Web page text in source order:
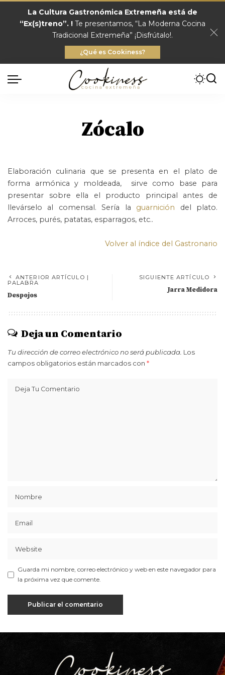
La Cultura Gastronómica Extremeña está de
“Ex(s)treno”. ! Te presentamos, “La Moderna Cocina
Tradicional Extremeña” ¡Disfrútalo!.
¿Qué es Cookiness?
Zócalo
Elaboración culinaria que se presenta en el plato de
forma armónica y moldeada, sirve como base para
presentar sobre ella el producto principal antes de
llevárselo al comensal. Sería la guarnición del plato.
Arroces, purés, patatas, esparragos, etc..
Volver al índice del Gastronario
ANTERIOR ARTÍCULO |
PALABRA
Despojos
SIGUIENTE ARTÍCULO
Jarra Medidora
Deja un Comentario
Tu dirección de correo electrónico no será publicada. Los
campos obligatorios están marcados con *
Guarda mi nombre, correo electrónico y web en este navegador para
la próxima vez que comente.